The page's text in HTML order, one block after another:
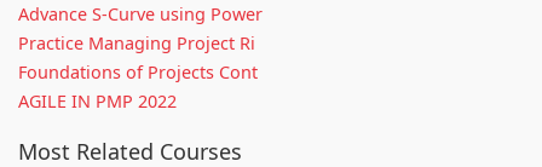
Advance S-Curve using Power
Practice Managing Project Ri
Foundations of Projects Cont
AGILE IN PMP 2022
Most Related Courses